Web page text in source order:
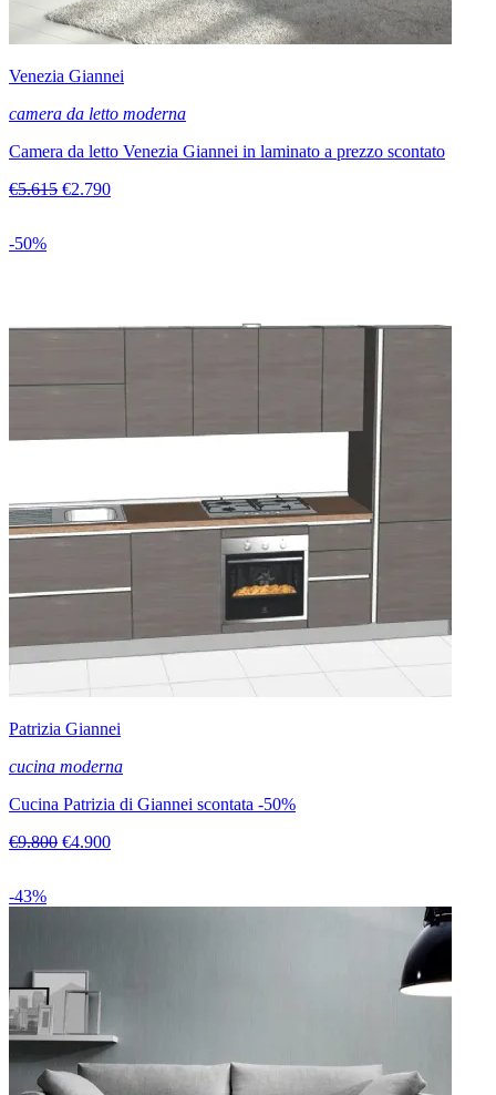
Venezia Giannei
camera da letto moderna
Camera da letto Venezia Giannei in laminato a prezzo scontato
€5.615 €2.790
-50%
Patrizia Giannei
cucina moderna
Cucina Patrizia di Giannei scontata -50%
€9.800 €4.900
-43%